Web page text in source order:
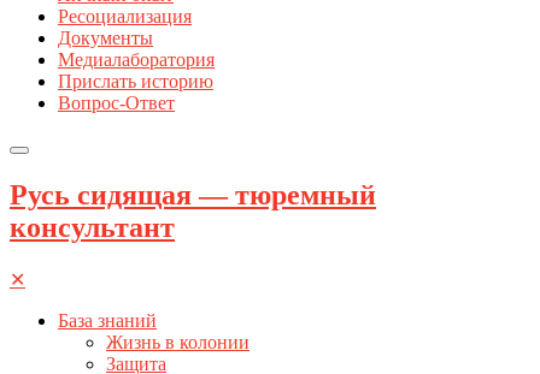
Ресоциализация
Документы
Медиалаборатория
Прислать историю
Вопрос-Ответ
Русь сидящая — тюремный
консультант
✕
База знаний
Жизнь в колонии
Защита